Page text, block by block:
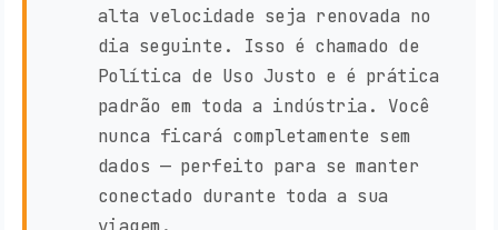
alta velocidade seja renovada no
dia seguinte. Isso é chamado de
Política de Uso Justo e é prática
padrão em toda a indústria. Você
nunca ficará completamente sem
dados — perfeito para se manter
conectado durante toda a sua